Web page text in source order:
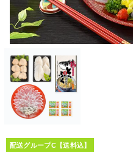
配送グループC【送料込】